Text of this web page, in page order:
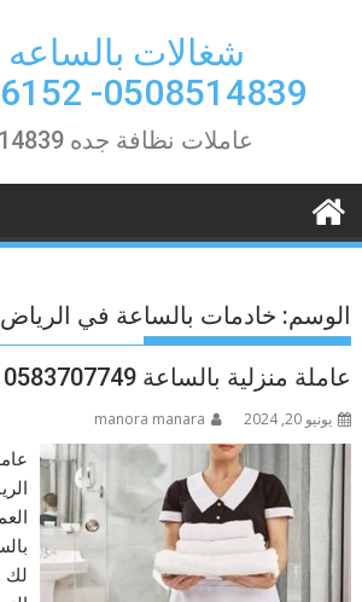
شغالات
0508514839- 0557536152
عاملات نظافة جده 0508514839
الوسم: خادمات بالساعة في الرياض
عاملة منزلية بالساعة 0583707749
يونيو 20, 2024 manora manara
لك